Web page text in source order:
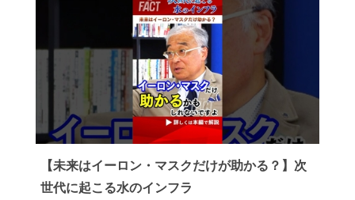
【未来はイーロン・マスクだけが助かる？】次
世代に起こる水のインフラ